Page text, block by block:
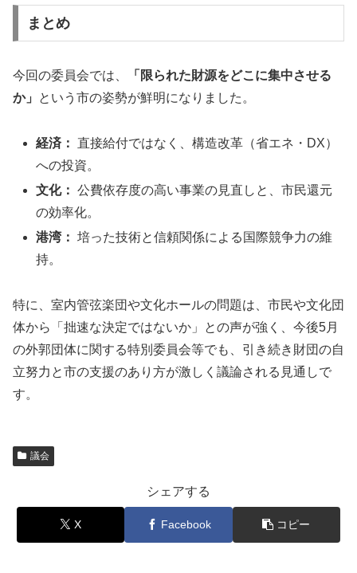
まとめ
今回の委員会では、
「限られた財源をどこに集中させる
か」
という市の姿勢が鮮明になりました。
経済： 直接給付ではなく、構造改革（省エネ・DX）
への投資。
文化： 公費依存度の高い事業の見直しと、市民還元
の効率化。
港湾： 培った技術と信頼関係による国際競争力の維
持。
特に、室内管弦楽団や文化ホールの問題は、市民や文化団
体から「拙速な決定ではないか」との声が強く、今後5月
の外郭団体に関する特別委員会等でも、引き続き財団の自
立努力と市の支援のあり方が激しく議論される見通しで
す。
議会
シェアする
X Facebook コピー